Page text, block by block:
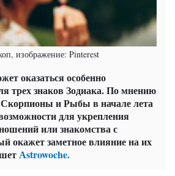
изображение: Pinterest
оказаться особенно
трех знаков Зодиака. По мнению
Скорпионы и Рыбы в начале лета
для укрепления
или знакомства с
окажет заметное влияние на их
Аstrowoche.